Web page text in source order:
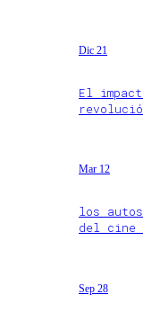
Dic 21
El
Mar 12
los
del cine
Sep 28